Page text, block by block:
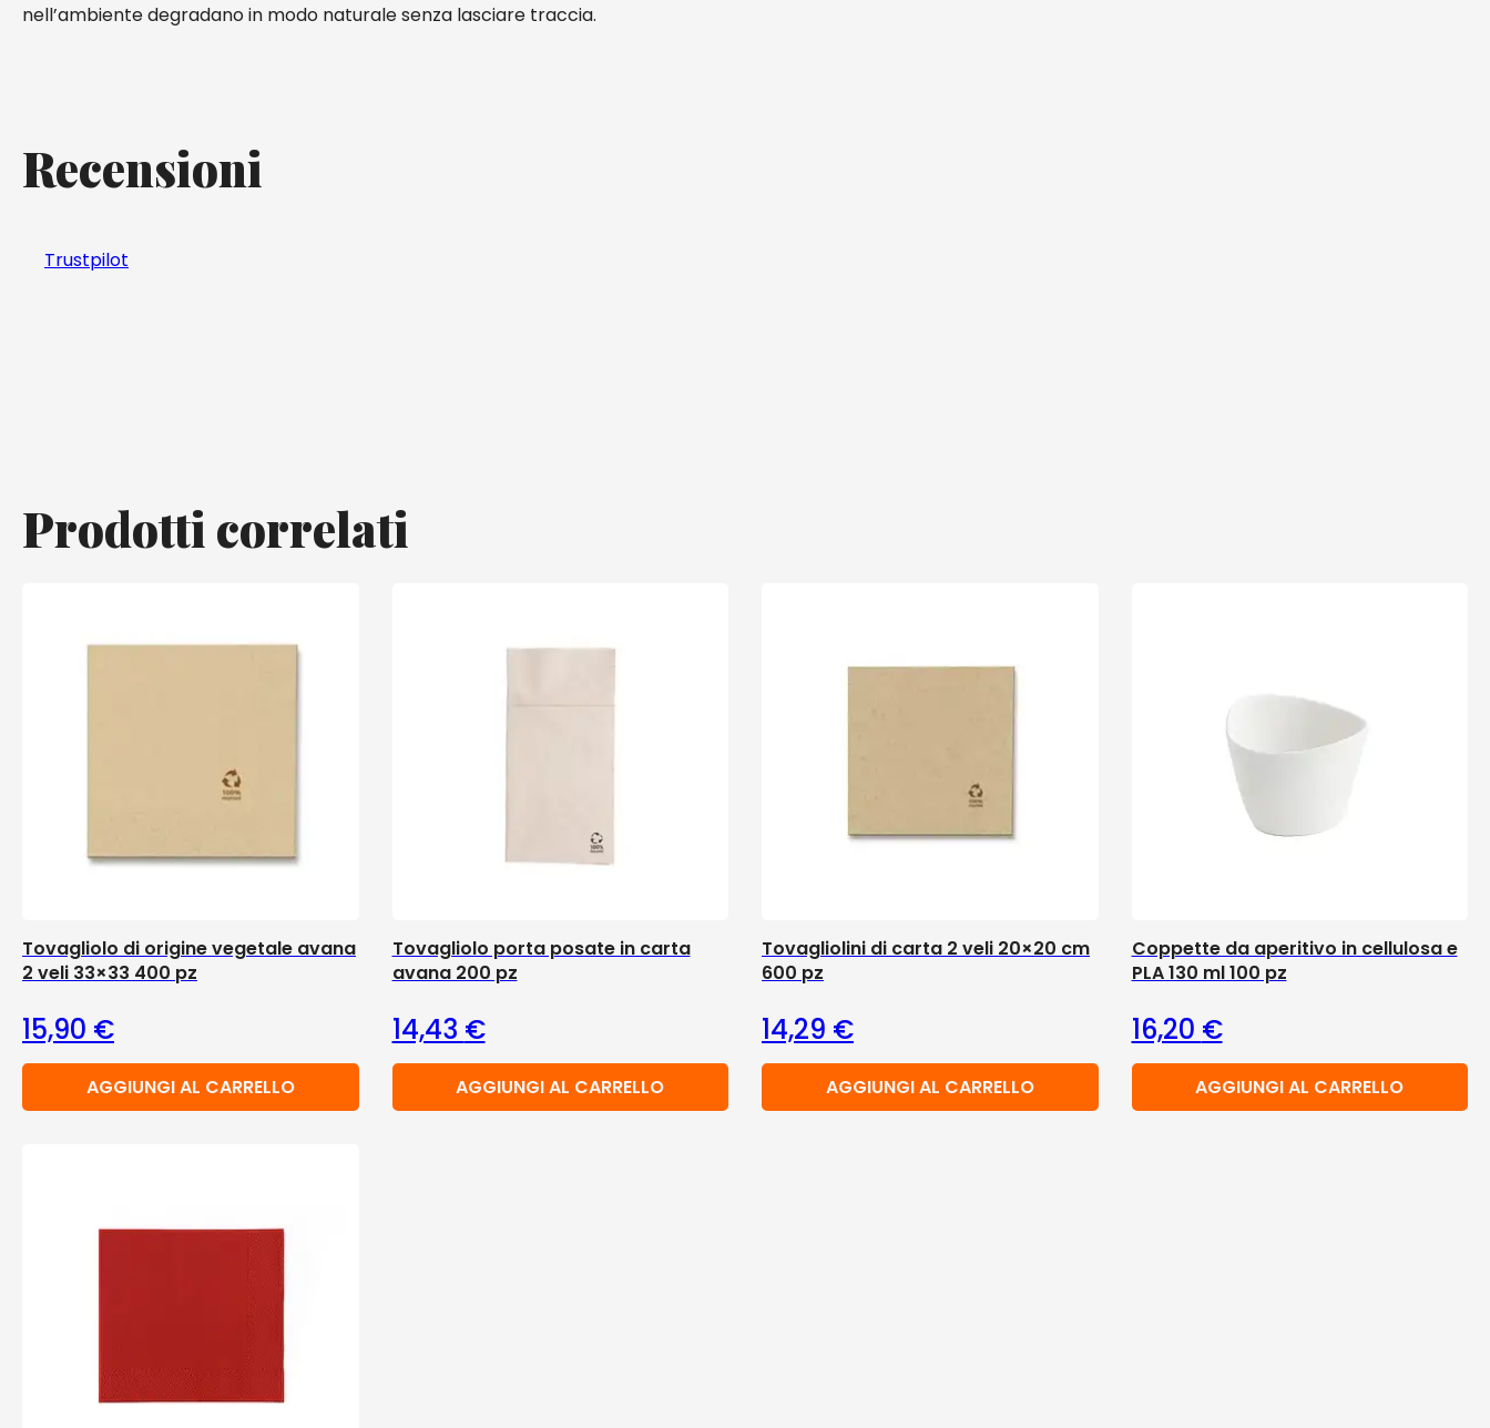
nell’ambiente degradano in modo naturale senza lasciare traccia.
Recensioni
Trustpilot
Prodotti correlati
Tovagliolo di origine vegetale avana
2 veli 33×33 400 pz
15,90 €
AGGIUNGI AL CARRELLO
Tovagliolo porta posate in carta
avana 200 pz
14,43 €
AGGIUNGI AL CARRELLO
Tovagliolini di carta 2 veli 20×20 cm
600 pz
14,29 €
AGGIUNGI AL CARRELLO
Coppette da aperitivo in cellulosa e
PLA 130 ml 100 pz
16,20 €
AGGIUNGI AL CARRELLO